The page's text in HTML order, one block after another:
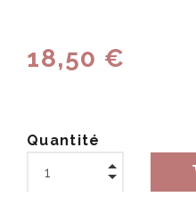
18,50 €
Quantité